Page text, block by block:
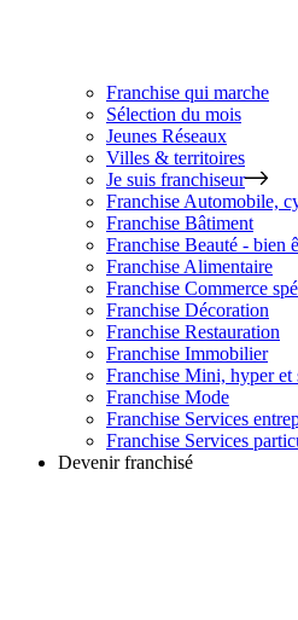
Franchise qui marche
Sélection du mois
Jeunes Réseaux
Villes & territoires
Je suis franchiseur
Franchise Automobile,
Franchise Bâtiment
Franchise Beauté - bien
Franchise Alimentaire
Franchise Commerce
Franchise Décoration
Franchise Restauration
Franchise Immobilier
Franchise Mini, hyper et
Franchise Mode
Franchise Services
Franchise Services
Devenir franchisé